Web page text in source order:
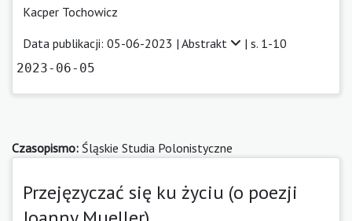
Kacper Tochowicz
Data publikacji: 05-06-2023 | Abstrakt | s. 1-10
2023-06-05
Czasopismo: Śląskie Studia Polonistyczne
Przejęzyczać się ku życiu (o poezji